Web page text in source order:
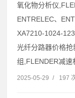
氧化物分析仪
ENTRELEC、
XA7210-1024-
光纤分路器价格
组,FLENDER减速
2025-05-29 / 197